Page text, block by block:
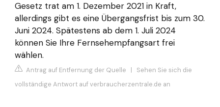
Gesetz trat am 1. Dezember 2021 in Kraft,
allerdings gibt es eine Übergangsfrist bis zum 30.
Juni 2024. Spätestens ab dem 1. Juli 2024
können Sie Ihre Fernsehempfangsart frei
wählen.
Antrag auf Entfernung der Quelle | Sehen Sie sich die
vollständige Antwort auf verbraucherzentrale.de an